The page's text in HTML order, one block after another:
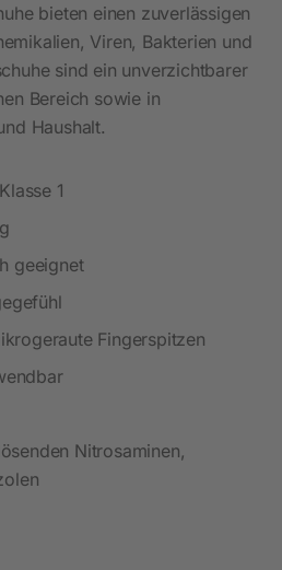
bieten einen zuverlässigen
Viren, Bakterien und
sind ein unverzichtbarer
Bereich sowie in
Haushalt.
1
geeignet
Fingerspitzen
Nitrosaminen,